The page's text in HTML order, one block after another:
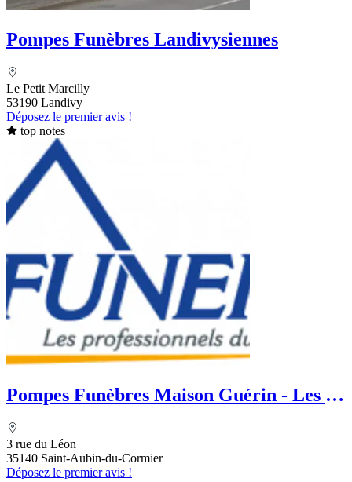
Pompes Funèbres Landivysiennes
Le Petit Marcilly
53190 Landivy
Déposez le premier avis !
top notes
Pompes Funèbres Maison Guérin - Les 5
3 rue du Léon
35140 Saint-Aubin-du-Cormier
Déposez le premier avis !